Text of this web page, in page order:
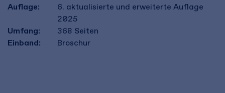
Auflage:
6. aktualisierte und erweiterte Auflage
2025
Umfang:
368 Seiten
Einband:
Broschur